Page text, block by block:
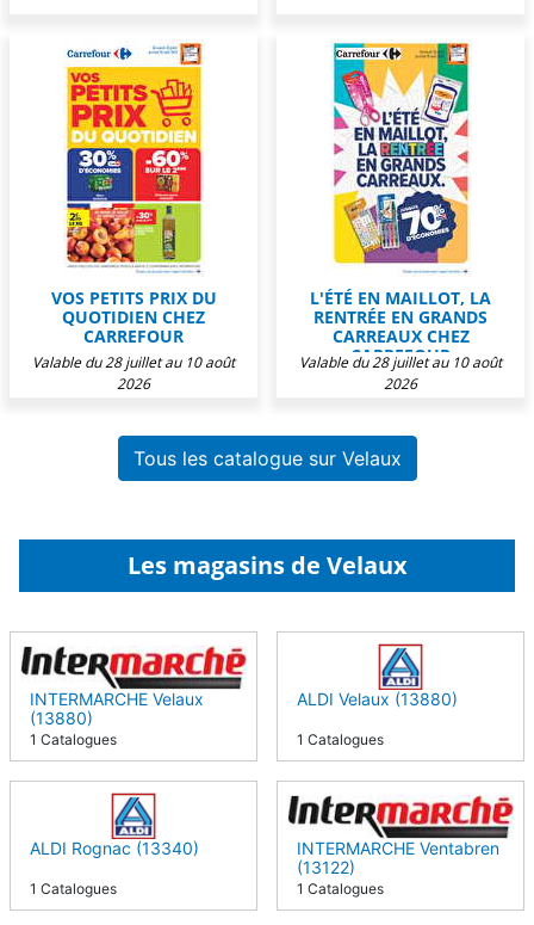
VOS PETITS PRIX DU
QUOTIDIEN CHEZ
CARREFOUR
Valable du 28 juillet au 10 août
2026
L'ÉTÉ EN MAILLOT, LA
RENTRÉE EN GRANDS
CARREAUX CHEZ
CARREFOUR
Valable du 28 juillet au 10 août
2026
Tous les catalogue sur Velaux
Les magasins de Velaux
INTERMARCHE Velaux
(13880)
1 Catalogues
ALDI Velaux (13880)
1 Catalogues
ALDI Rognac (13340)
1 Catalogues
INTERMARCHE Ventabren
(13122)
1 Catalogues